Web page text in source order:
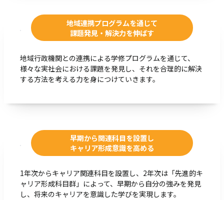
地域連携プログラムを通じて
課題発見・解決力を伸ばす
地域行政機関との連携による学修プログラムを通じて、
様々な実社会における課題を発見し、それを合理的に解決
する方法を考える力を身につけていきます。
早期から関連科目を設置し
キャリア形成意識を高める
1年次からキャリア関連科目を設置し、2年次は「先進的キ
ャリア形成科目群」によって、早期から自分の強みを発見
し、将来のキャリアを意識した学びを実現します。